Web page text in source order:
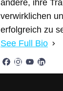
andere, ihre
verwirklichen
erfolgreich zu
See Full Bio